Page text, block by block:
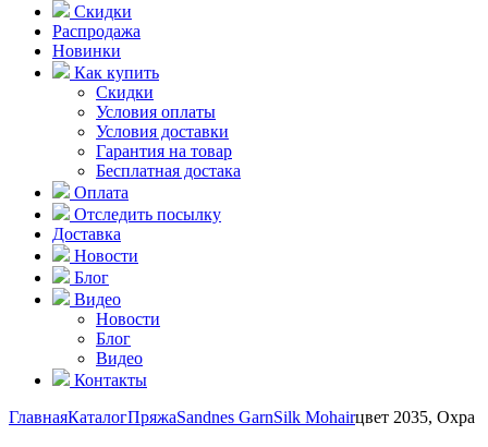
Скидки
Распродажа
Новинки
Как купить
Скидки
Условия оплаты
Условия доставки
Гарантия на товар
Бесплатная достака
Оплата
Отследить посылку
Доставка
Новости
Блог
Видео
Новости
Блог
Видео
Контакты
ГлавнаяКаталогПряжаSandnes GarnSilk Mohairцвет 2035, Охра